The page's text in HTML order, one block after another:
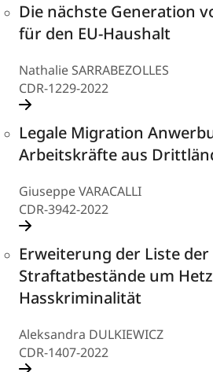
Die nächste Generation
für den EU-Haushalt
Nathalie SARRABEZOLLES
CDR-1229-2022
Legale Migration
Arbeitskräfte aus
Giuseppe VARACALLI
CDR-3942-2022
Erweiterung der Liste der
Straftatbestände um
Hasskriminalität
Aleksandra DULKIEWICZ
CDR-1407-2022